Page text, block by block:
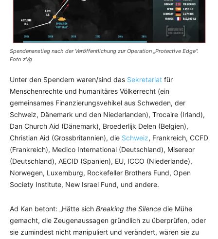
Spendenanstieg nach der Veröffentlichung zur Operation „Protective Edge“.
Foto zVg
Unter den Spendern waren/sind das Sekretariat für
Menschenrechte und humanitäres Völkerrecht (ein
gemeinsames Finanzierungsvehikel aus Schweden, der
Schweiz, Dänemark und den Niederlanden), Trocaire (Irland),
Dan Church Aid (Dänemark), Broederlijk Delen (Belgien),
Christian Aid (Grossbritannien), die Schweiz, Frankreich, CCFD
(Frankreich), Medico International (Deutschland), Misereor
(Deutschland), AECID (Spanien), EU, ICCO (Niederlande),
Norwegen, Luxemburg, Rockefeller Brothers Fund, Open
Society Institute, New Israel Fund, und andere.
Ad Kan betont: „Hätte sich Breaking the Silence die Mühe
gemacht, die Zeugenaussagen gründlich zu überprüfen, oder
sie zumindest nicht manipuliert und verändert, wären sie zu